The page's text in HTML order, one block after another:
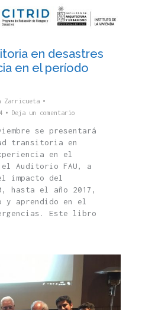
en desastres
en el período
Zarricueta
Deja un comentario
se presentará
transitoria en
en el
el Auditorio FAU, a
impacto del
hasta el año 2017,
y aprendido en el
Este libro